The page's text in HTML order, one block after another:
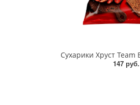
147 руб.